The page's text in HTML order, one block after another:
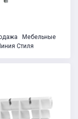
Мебельные
Стиля